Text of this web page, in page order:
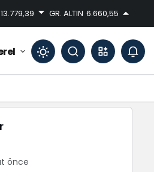
13.779,39 GR. ALTIN 6.660,55
Mod
değiştir
önce